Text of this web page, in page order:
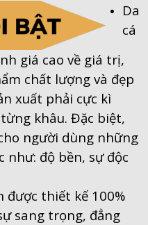
Da
cá
giá cao về giá trị,
chất lượng và đẹp
xuất phải cực kì
khâu. Đặc biệt,
người dùng những
như: độ bền, sự độc
được thiết kế 100%
sang trọng, đẳng